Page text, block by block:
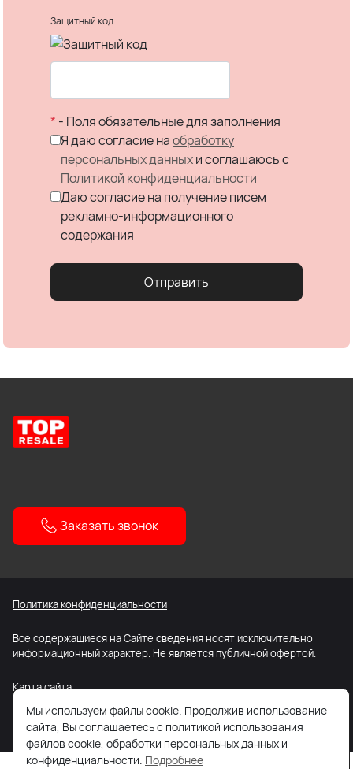
Защитный код
* - Поля обязательные для заполнения
Я даю согласие наобработку
персональных данныхи соглашаюсь c
Политикой конфиденциальности
Даю согласие на получение писем
рекламно-информационного
содержания
Отправить
Заказать звонок
Политика конфиденциальности
Все содержащиеся на Сайте сведения носят исключительно
информационный характер. Не является публичной офертой.
Карта сайта
Мы используем файлы cookie. Продолжив использование
сайта, Вы соглашаетесь с политикой использования
файлов cookie, обработки персональных данных и
конфиденциальности. Подробнее